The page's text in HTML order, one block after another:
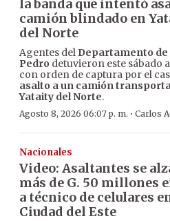
la banda que intentó
camión blindado en
del Norte
Agentes del Departamento
Pedro detuvieron este sábado
con orden de captura por el
asalto a un camión
Yataity del Norte.
Agosto 8, 2026 06:07 p. m. · Carlos
Nacionales
Video: Asaltantes se
más de G. 50 millones
a técnico de celulares
Ciudad del Este